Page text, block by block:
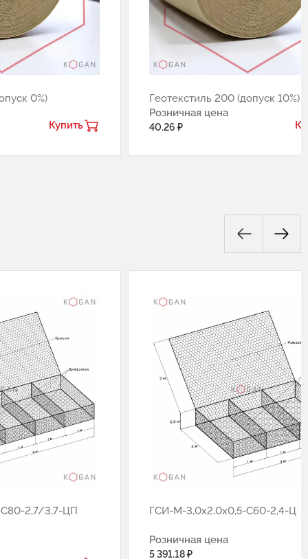
0%)
Купить
Геотекстиль 200 (допуск 10%)
Розничная цена
40.26 ₽
2,7/3,7-ЦП ГCИ-М-3,0х2,0х0,5-С60-2,4-Ц
Розничная цена
5 391.18 ₽